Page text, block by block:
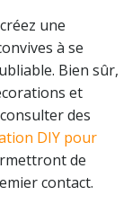
une
à se
Bien sûr,
et
des
DIY pour
de
contact.